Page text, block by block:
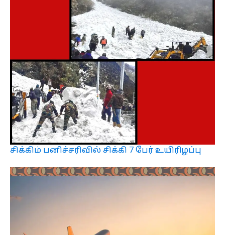
சிக்கிம் பனிச்சரிவில் சிக்கி 7 பேர் உயிரிழப்பு